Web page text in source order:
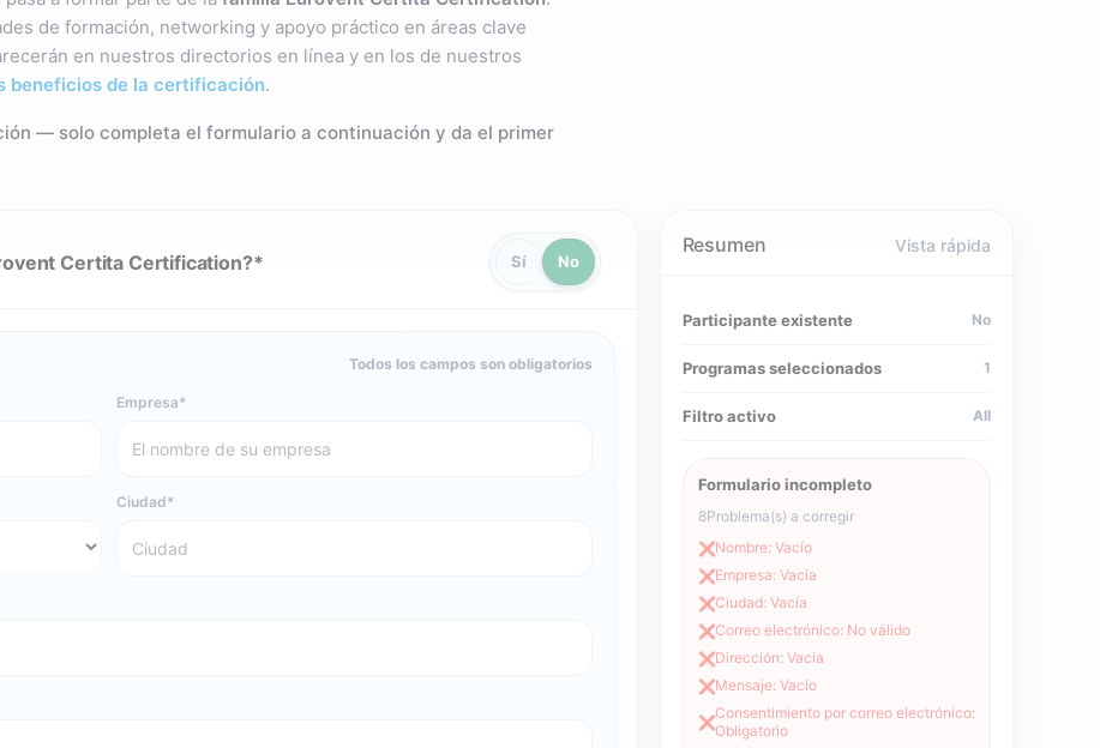
de formación, networking y apoyo práctico en áreas clave
en nuestros directorios en línea y en los de nuestros
beneficios de la certificación.
— solo completa el formulario a continuación y da el primer
Certita Certification? Sí No
Todos los campos son obligatorios
Empresa
Ciudad
Resumen Vista rápida
Participante existente No
Programas seleccionados 1
Filtro activo All
Formulario incompleto
8Problema(s) a corregir
❌Nombre: Vacío
❌Empresa: Vacía
❌Ciudad: Vacía
❌Correo electrónico: No válido
❌Dirección: Vacía
❌Mensaje: Vacío
❌
Consentimiento por correo electrónico:
Obligatorio